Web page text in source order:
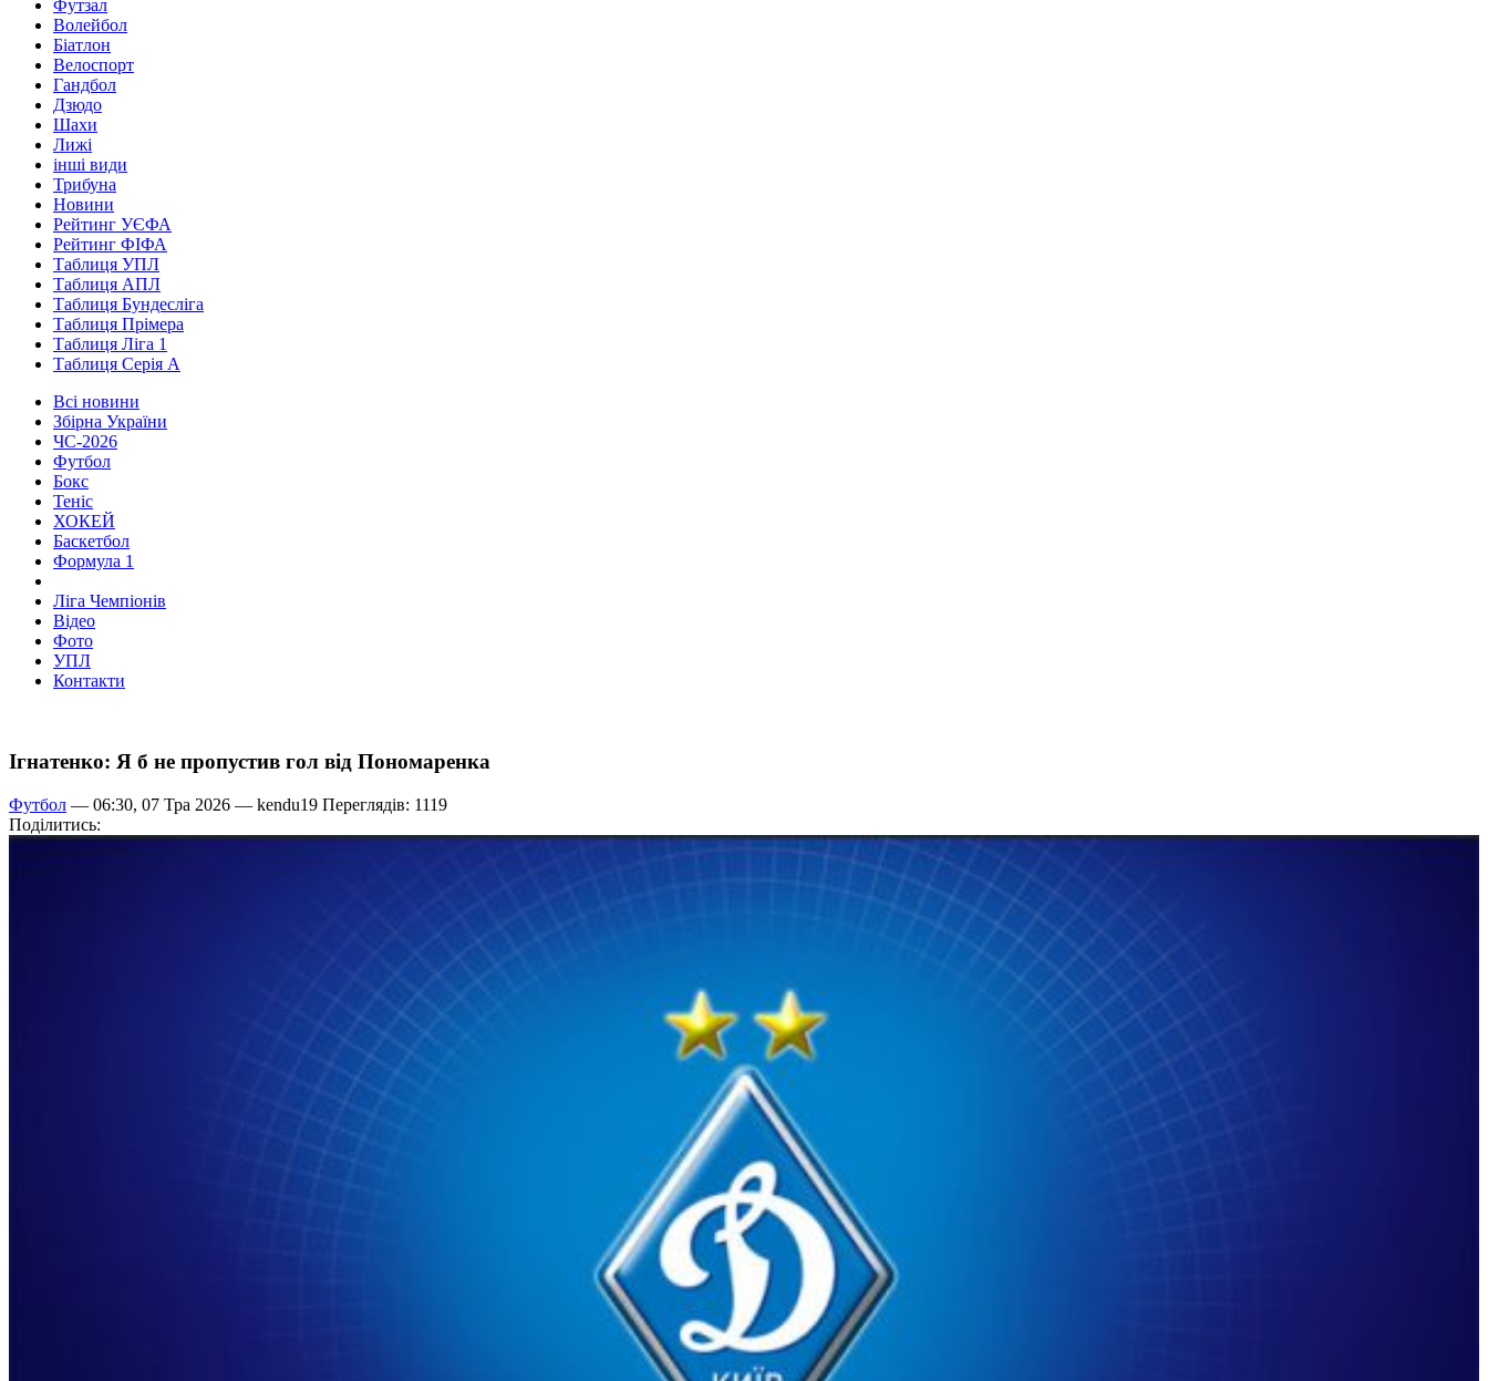
Футзал
Волейбол
Біатлон
Велоспорт
Гандбол
Дзюдо
Шахи
Лижі
інші види
Трибуна
Новини
Рейтинг УЄФА
Рейтинг ФІФА
Таблиця УПЛ
Таблиця АПЛ
Таблиця Бундесліга
Таблиця Прімера
Таблиця Ліга 1
Таблиця Серія А
Всі новини
Збірна України
ЧС-2026
Футбол
Бокс
Теніс
ХОКЕЙ
Баскетбол
Формула 1
Ліга Чемпіонів
Відео
Фото
УПЛ
Контакти
Ігнатенко: Я б не пропустив гол від Пономаренка
Футбол — 06:30, 07 Тра 2026 — kendu19 Переглядів: 1119
Поділитись: